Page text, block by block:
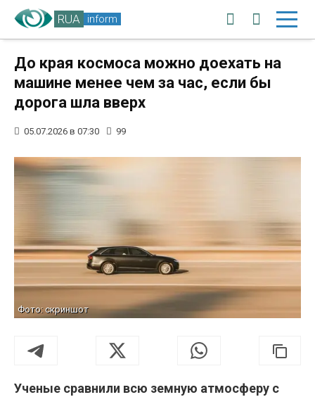
RUA inform
До края космоса можно доехать на
машине менее чем за час, если бы
дорога шла вверх
05.07.2026 в 07:30 99
Фото: скриншот
Ученые сравнили всю земную атмосферу с